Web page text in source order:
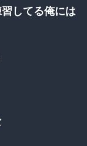
してる俺には